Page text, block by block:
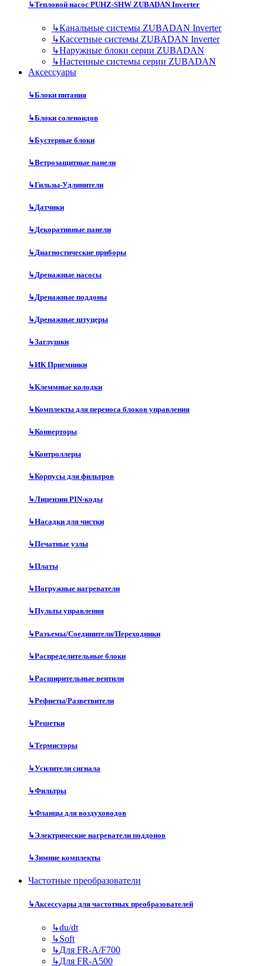
↳Тепловой насос PUHZ-SHW ZUBADAN Inverter
↳Канальные системы ZUBADAN Inverter
↳Кассетные системы ZUBADAN Inverter
↳Наружные блоки серии ZUBADAN
↳Настенные системы серии ZUBADAN
Аксесcуары
↳Блоки питания
↳Блоки соленоидов
↳Бустерные блоки
↳Ветрозащитные панели
↳Гильзы-Удлинители
↳Датчики
↳Декоративные панели
↳Диагностические приборы
↳Дренажные насосы
↳Дренажные поддоны
↳Дренажные штуцеры
↳Заглушки
↳ИК Приемники
↳Клеммные колодки
↳Комплекты для переноса блоков управления
↳Конверторы
↳Контроллеры
↳Корпусы для фильтров
↳Лицензии PIN-коды
↳Насадки для чистки
↳Печатные узлы
↳Платы
↳Погружные нагреватели
↳Пульты управления
↳Разъемы/Соединители/Переходники
↳Распределительные блоки
↳Расширительные вентили
↳Рефнеты/Разветвители
↳Решетки
↳Термисторы
↳Усилители сигнала
↳Фильтры
↳Фланцы для воздуховодов
↳Электрические нагреватели поддонов
↳Зимние комплекты
Частотные преобразователи
↳Аксессуары для частотных преобразователей
↳du/dt
↳Soft
↳Для FR-A/F700
↳Для FR-A500